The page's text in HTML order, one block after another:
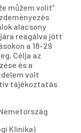
můžem volit”
alacsony
reagálva jött
a 18–29
Célja az
és a
volt
tájékoztatás
Klinika)